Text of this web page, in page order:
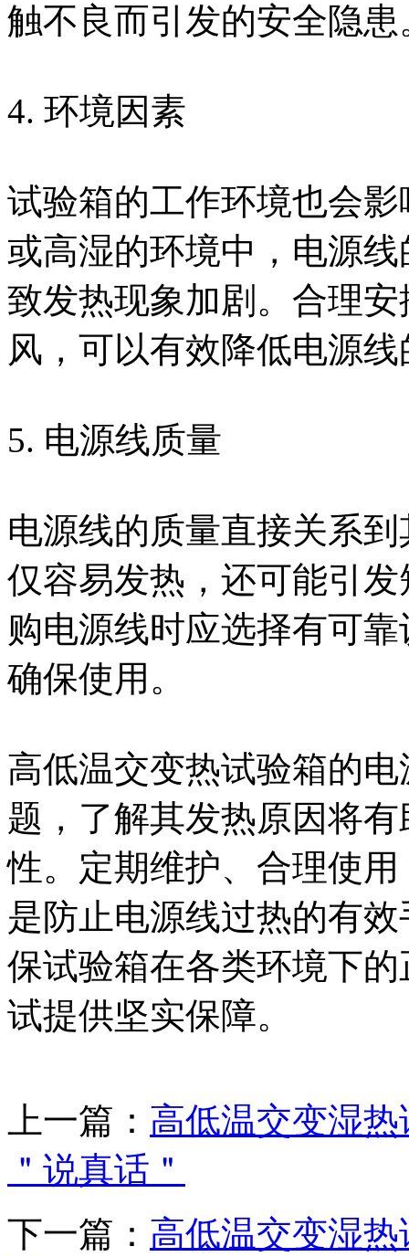
触不良而引发的安全隐患
4. 环境因素
试验箱的工作环境也会
或高湿的环境中，电源
致发热现象加剧。合理
风，可以有效降低电源
5. 电源线质量
电源线的质量直接关系
仅容易发热，还可能引
购电源线时应选择有可
确保使用。
高低温交变热试验箱的
题，了解其发热原因将
性。定期维护、合理使
是防止电源线过热的有
保试验箱在各类环境下
试提供坚实保障。
上一篇： 高低温交变湿
＂说真话＂
下一篇： 高低温交变湿